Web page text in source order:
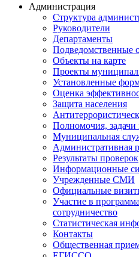
Администрация
Структура
Руководители
Департаменты
Подведомственные
Объекты на карте
Проекты
Установленные
Оценка
Защита населения
Полномочия,
Муниципальная
Административная
Результаты проверок
Информационные
Учрежденные СМИ
Официальные
Участие в
сотрудничество
Статистическая
Контакты
Общественная